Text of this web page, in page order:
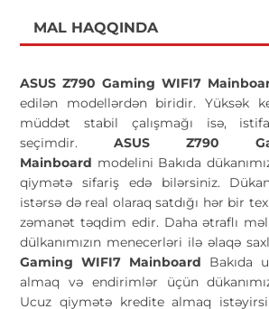
MAL HAQQINDA
ASUS Z790 Gaming WIFI7
edilən modellərdən biridir. Yüksək
müddət stabil çalışmağı isə,
seçimdir.ASUS Z790
Mainboard modelini Bakıda
qiymətə sifariş edə bilərsiniz.
istərsə də real olaraq satdığı hər bir
zəmanət təqdim edir. Daha ətraflı
dülkanımızın menecerləri ilə əlaqə
Gaming WIFI7 Mainboard Bakıda
almaq və endirimlər üçün
Ucuz qiymətə kredite almaq